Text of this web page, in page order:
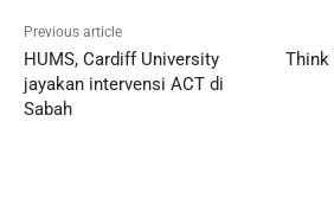
Previous article
HUMS, Cardiff University
jayakan intervensi ACT di
Sabah
Think